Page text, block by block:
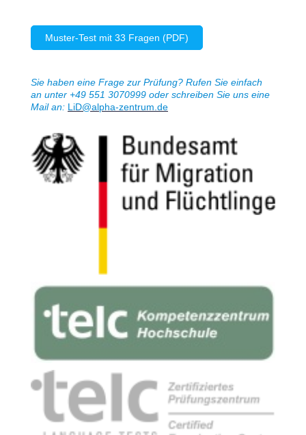
Muster-Test mit 33 Fragen (PDF)
Sie haben eine Frage zur Prüfung? Rufen Sie einfach
an unter +49 551 3070999 oder schreiben Sie uns eine
Mail an: LiD@alpha-zentrum.de